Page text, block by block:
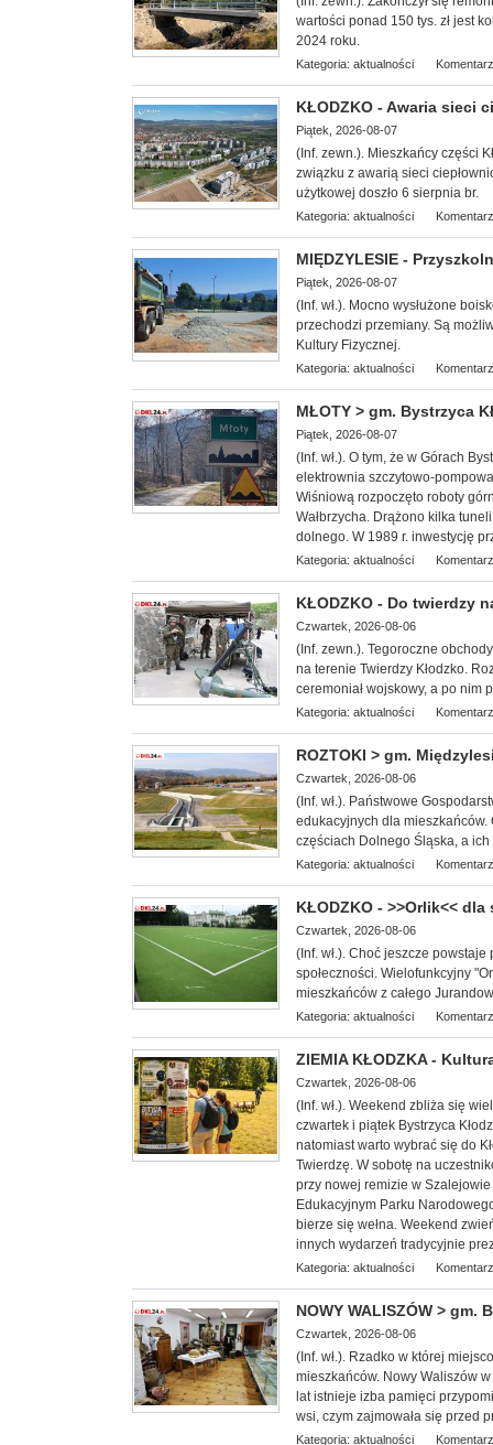
wartości ponad 150 tys. zł jest
2024 roku.
Kategoria: aktualności
KŁODZKO - Awaria sieci
Piątek, 2026-08-07
(Inf. zewn.). Mieszkańcy części
związku z awarią sieci
użytkowej doszło 6 sierpnia br.
Kategoria: aktualności
MIĘDZYLESIE -
Piątek, 2026-08-07
(Inf. wł.). Mocno wysłużone
przechodzi przemiany. Są
Kultury Fizycznej.
Kategoria: aktualności
MŁOTY > gm. Bystrzyca
Piątek, 2026-08-07
(Inf. wł.). O tym, że w Górach
elektrownia szczytowo-
Wiśniową rozpoczęto roboty
Wałbrzycha. Drążono kilka
dolnego. W 1989 r. inwestycję
Kategoria: aktualności
KŁODZKO - Do twierdzy
Czwartek, 2026-08-06
(Inf. zewn.). Tegoroczne
na terenie Twierdzy Kłodzko.
ceremoniał wojskowy, a po nim
Kategoria: aktualności
ROZTOKI > gm.
Czwartek, 2026-08-06
(Inf. wł.). Państwowe
edukacyjnych dla miesz
częściach Dolnego Śląska, a
Kategoria: aktualności
KŁODZKO - >>Orlik<<
Czwartek, 2026-08-06
(Inf. wł.). Choć jeszcze
społeczności. Wielofunkcyjny
mieszkańców z całego
Kategoria: aktualności
ZIEMIA KŁODZKA -
Czwartek, 2026-08-06
(Inf. wł.). Weekend zbliża się
czwartek i piątek Bystrzyca
natomiast warto wybrać się do
Twierdzę. W sobotę na
przy nowej remizie w
Edukacyjnym Parku
bierze się wełna. Weekend
innych wydarzeń tradycyjnie
Kategoria: aktualności
NOWY WALISZÓW > gm.
Czwartek, 2026-08-06
(Inf. wł.). Rzadko w której
mieszkańców. Nowy Waliszów
lat istnieje izba pamięci
wsi, czym zajmowała się przed
Kategoria: aktualności